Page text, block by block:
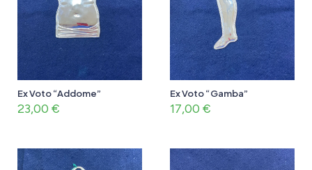
Ex Voto “Addome”
23,00 €
Ex Voto “Gamba”
17,00 €